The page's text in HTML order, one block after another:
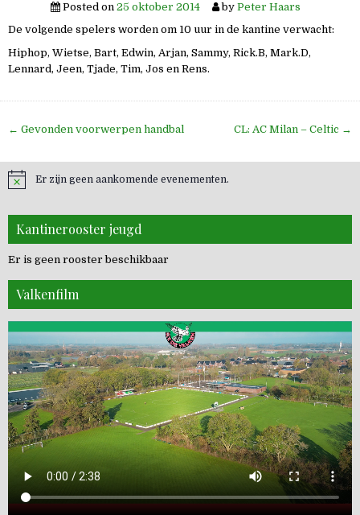
Posted on 25 oktober 2014 by Peter Haars
De volgende spelers worden om 10 uur in de kantine verwacht:
Hiphop, Wietse, Bart, Edwin, Arjan, Sammy, Rick.B, Mark.D,
Lennard, Jeen, Tjade, Tim, Jos en Rens.
Bericht
← Gevonden voorwerpen handbal CL: AC Milan – Celtic →
Er zijn geen aankomende evenementen.
Kantinerooster jeugd
Er is geen rooster beschikbaar
Valkenfilm